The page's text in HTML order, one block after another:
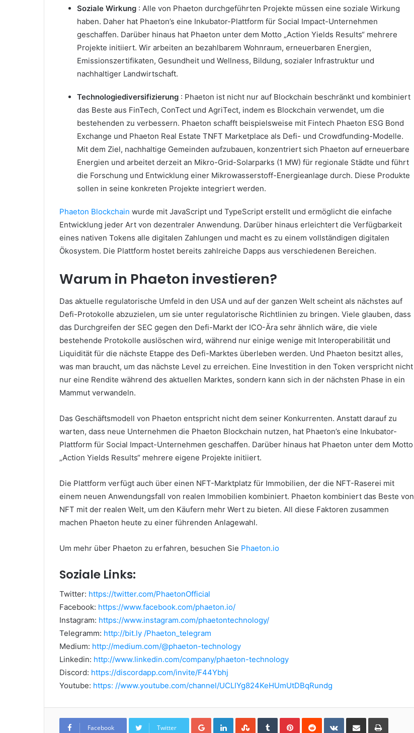
Soziale Wirkung : Alle von Phaeton durchgeführten Projekte müssen eine soziale Wirkung
haben. Daher hat Phaeton’s eine Inkubator-Plattform für Social Impact-Unternehmen
geschaffen. Darüber hinaus hat Phaeton unter dem Motto „Action Yields Results“ mehrere
Projekte initiiert. Wir arbeiten an bezahlbarem Wohnraum, erneuerbaren Energien,
Emissionszertifikaten, Gesundheit und Wellness, Bildung, sozialer Infrastruktur und
nachhaltiger Landwirtschaft.
Technologiediversifizierung : Phaeton ist nicht nur auf Blockchain beschränkt und kombiniert
das Beste aus FinTech, ConTect und AgriTect, indem es Blockchain verwendet, um die
bestehenden zu verbessern. Phaeton schafft beispielsweise mit Fintech Phaeton ESG Bond
Exchange und Phaeton Real Estate TNFT Marketplace als Defi- und Crowdfunding-Modelle.
Mit dem Ziel, nachhaltige Gemeinden aufzubauen, konzentriert sich Phaeton auf erneuerbare
Energien und arbeitet derzeit an Mikro-Grid-Solarparks (1 MW) für regionale Städte und führt
die Forschung und Entwicklung einer Mikrowasserstoff-Energieanlage durch. Diese Produkte
sollen in seine konkreten Projekte integriert werden.
Phaeton Blockchain wurde mit JavaScript und TypeScript erstellt und ermöglicht die einfache
Entwicklung jeder Art von dezentraler Anwendung. Darüber hinaus erleichtert die Verfügbarkeit
eines nativen Tokens alle digitalen Zahlungen und macht es zu einem vollständigen digitalen
Ökosystem. Die Plattform hostet bereits zahlreiche Dapps aus verschiedenen Bereichen.
Warum in Phaeton investieren?
Das aktuelle regulatorische Umfeld in den USA und auf der ganzen Welt scheint als nächstes auf
Defi-Protokolle abzuzielen, um sie unter regulatorische Richtlinien zu bringen. Viele glauben, dass
das Durchgreifen der SEC gegen den Defi-Markt der ICO-Ära sehr ähnlich wäre, die viele
bestehende Protokolle auslöschen wird, während nur einige wenige mit Interoperabilität und
Liquidität für die nächste Etappe des Defi-Marktes überleben werden. Und Phaeton besitzt alles,
was man braucht, um das nächste Level zu erreichen. Eine Investition in den Token verspricht nicht
nur eine Rendite während des aktuellen Marktes, sondern kann sich in der nächsten Phase in ein
Mammut verwandeln.
Das Geschäftsmodell von Phaeton entspricht nicht dem seiner Konkurrenten. Anstatt darauf zu
warten, dass neue Unternehmen die Phaeton Blockchain nutzen, hat Phaeton’s eine Inkubator-
Plattform für Social Impact-Unternehmen geschaffen. Darüber hinaus hat Phaeton unter dem Motto
„Action Yields Results“ mehrere eigene Projekte initiiert.
Die Plattform verfügt auch über einen NFT-Marktplatz für Immobilien, der die NFT-Raserei mit
einem neuen Anwendungsfall von realen Immobilien kombiniert. Phaeton kombiniert das Beste von
NFT mit der realen Welt, um den Käufern mehr Wert zu bieten. All diese Faktoren zusammen
machen Phaeton heute zu einer führenden Anlagewahl.
Um mehr über Phaeton zu erfahren, besuchen Sie Phaeton.io
Soziale Links:
Twitter: https://twitter.com/PhaetonOfficial
Facebook: https://www.facebook.com/phaeton.io/
Instagram: https://www.instagram.com/phaetontechnology/
Telegramm: http://bit.ly /Phaeton_telegram
Medium: http://medium.com/@phaeton-technology
Linkedin: http://www.linkedin.com/company/phaeton-technology
Discord: https://discordapp.com/invite/F44Ybhj
Youtube: https: //www.youtube.com/channel/UCLIYg824KeHUmUtDBqRundg
Facebook Twitter
Google+LinkedInStumbleUpon
TumblrPinterestReddit VKontakte
Share via Email Print